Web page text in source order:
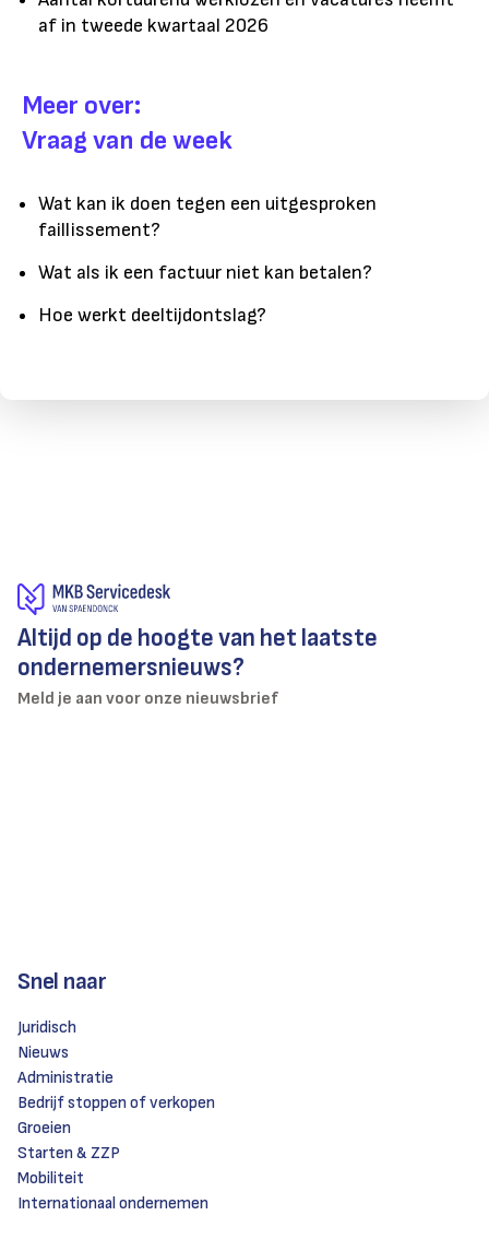
af in tweede kwartaal 2026
Meer over:
Vraag van de week
Wat kan ik doen tegen een uitgesproken
faillissement?
Wat als ik een factuur niet kan betalen?
Hoe werkt deeltijdontslag?
Altijd op de hoogte van het laatste
ondernemersnieuws?
Meld je aan voor onze nieuwsbrief
Snel naar
Juridisch
Nieuws
Administratie
Bedrijf stoppen of verkopen
Groeien
Starten & ZZP
Mobiliteit
Internationaal ondernemen